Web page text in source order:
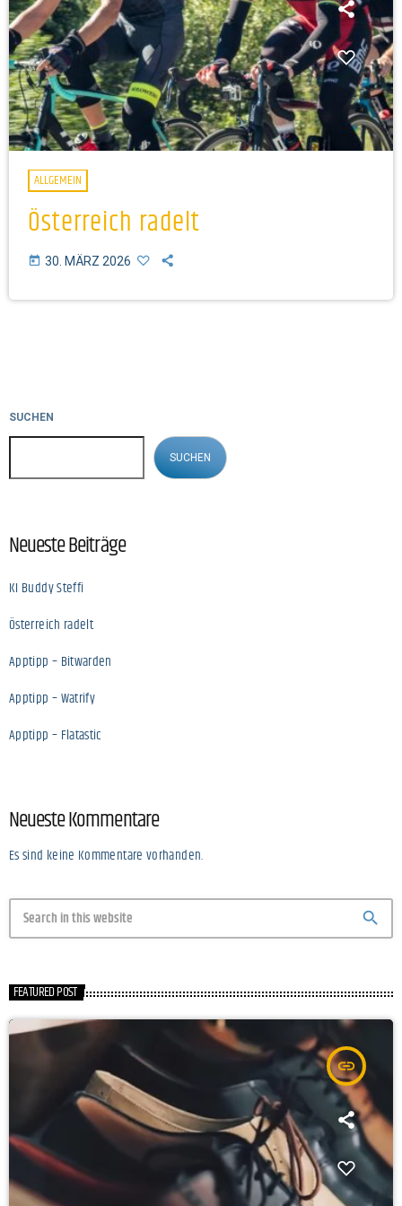
ALLGEMEIN
Österreich radelt
today 30. MÄRZ 2026
SUCHEN
SUCHEN
Neueste Beiträge
KI Buddy Steffi
Österreich radelt
Apptipp – Bitwarden
Apptipp – Watrify
Apptipp – Flatastic
Neueste Kommentare
Es sind keine Kommentare vorhanden.
search
FEATURED POST
insert_link